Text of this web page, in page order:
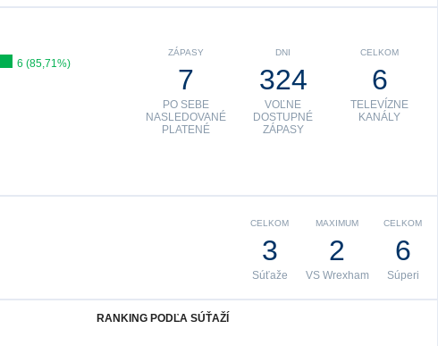
6 (85,71%)
CELKOM
6
TELEVÍZNE
KANÁLY
DNI
324
VOĽNE
DOSTUPNÉ
ZÁPASY
ZÁPASY
7
PO SEBE
NASLEDOVANÉ
PLATENÉ
CELKOM
6
Súperi
MAXIMUM
2
VS Wrexham
CELKOM
3
Súťaže
RANKING PODĽA SÚŤAŽÍ